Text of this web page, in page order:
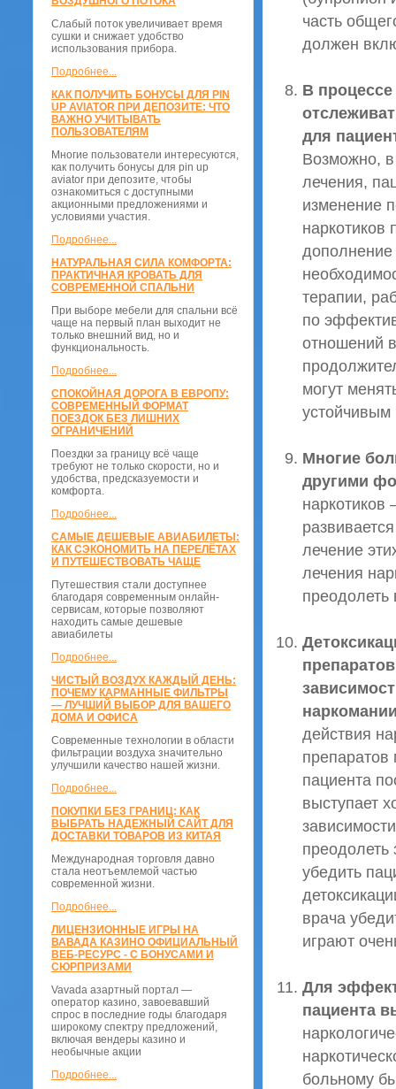
Слабый поток увеличивает время
сушки и снижает удобство
использования прибора.
Подробнее...
КАК ПОЛУЧИТЬ БОНУСЫ ДЛЯ PIN
UP AVIATOR ПРИ ДЕПОЗИТЕ: ЧТО
ВАЖНО УЧИТЫВАТЬ
ПОЛЬЗОВАТЕЛЯМ
Многие пользователи интересуются,
как получить бонусы для pin up
aviator при депозите, чтобы
ознакомиться с доступными
акционными предложениями и
условиями участия.
Подробнее...
НАТУРАЛЬНАЯ СИЛА КОМФОРТА:
ПРАКТИЧНАЯ КРОВАТЬ ДЛЯ
СОВРЕМЕННОЙ СПАЛЬНИ
При выборе мебели для спальни всё
чаще на первый план выходит не
только внешний вид, но и
функциональность.
Подробнее...
СПОКОЙНАЯ ДОРОГА В ЕВРОПУ:
СОВРЕМЕННЫЙ ФОРМАТ
ПОЕЗДОК БЕЗ ЛИШНИХ
ОГРАНИЧЕНИЙ
Поездки за границу всё чаще
требуют не только скорости, но и
удобства, предсказуемости и
комфорта.
Подробнее...
САМЫЕ ДЕШЕВЫЕ АВИАБИЛЕТЫ:
КАК СЭКОНОМИТЬ НА ПЕРЕЛЁТАХ
И ПУТЕШЕСТВОВАТЬ ЧАЩЕ
Путешествия стали доступнее
благодаря современным онлайн-
сервисам, которые позволяют
находить самые дешевые
авиабилеты
Подробнее...
ЧИСТЫЙ ВОЗДУХ КАЖДЫЙ ДЕНЬ:
ПОЧЕМУ КАРМАННЫЕ ФИЛЬТРЫ
— ЛУЧШИЙ ВЫБОР ДЛЯ ВАШЕГО
ДОМА И ОФИСА
Современные технологии в области
фильтрации воздуха значительно
улучшили качество нашей жизни.
Подробнее...
ПОКУПКИ БЕЗ ГРАНИЦ: КАК
ВЫБРАТЬ НАДЕЖНЫЙ САЙТ ДЛЯ
ДОСТАВКИ ТОВАРОВ ИЗ КИТАЯ
Международная торговля давно
стала неотъемлемой частью
современной жизни.
Подробнее...
ЛИЦЕНЗИОННЫЕ ИГРЫ НА
ВАВАДА КАЗИНО ОФИЦИАЛЬНЫЙ
ВЕБ-РЕСУРС - С БОНУСАМИ И
СЮРПРИЗАМИ
Vavada азартный портал —
оператор казино, завоевавший
спрос в последние годы благодаря
широкому спектру предложений,
включая вендеры казино и
необычные акции
Подробнее...
часть
должен
В
для
Возможно,
лечения,
изменение
дополнение
терапии,
по
отношений
могут
устойчивым
Многие
другими
наркотиков
лечение
лечения
преодолеть
действия
препаратов
пациента
выступает
преодолеть
убедить
врача
играют
Для
пациента
больному